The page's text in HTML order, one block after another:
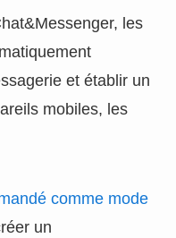
les
et établir un
mobiles, les
comme mode
un